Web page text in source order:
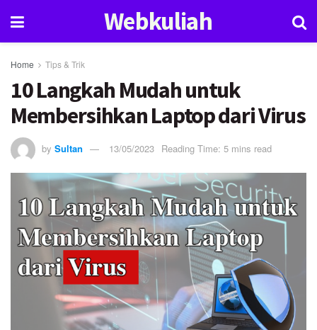
Webkuliah
Home Tips & Trik
10 Langkah Mudah untuk
Membersihkan Laptop dari Virus
by Sultan 13/05/2023 Reading Time: 5 mins read